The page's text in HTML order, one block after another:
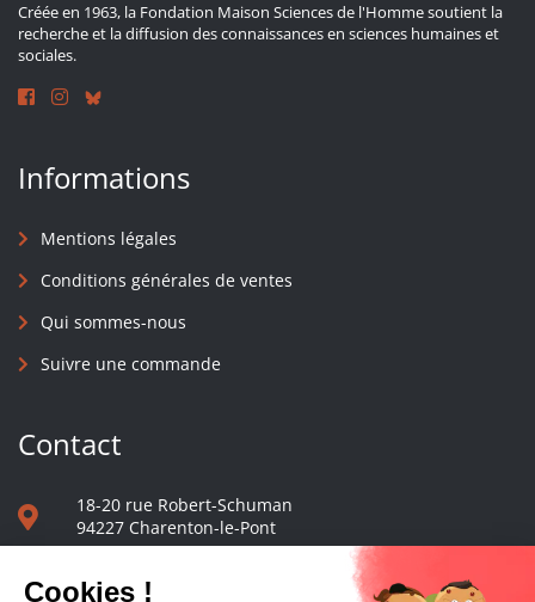
Créée en 1963, la Fondation Maison Sciences de l'Homme soutient la
recherche et la diffusion des connaissances en sciences humaines et
sociales.
Informations
Mentions légales
Conditions générales de ventes
Qui sommes-nous
Suivre une commande
Contact
18-20 rue Robert-Schuman
94227 Charenton-le-Pont